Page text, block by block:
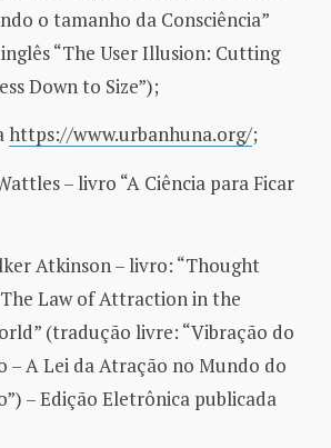
o tamanho da Consciência”
“The User Illusion: Cutting
Down to Size”);
https://www.urbanhuna.org/;
– livro “A Ciência para Ficar
Atkinson – livro: “Thought
Law of Attraction in the
(tradução livre: “Vibração do
– A Lei da Atração no Mundo do
– Edição Eletrônica publicada